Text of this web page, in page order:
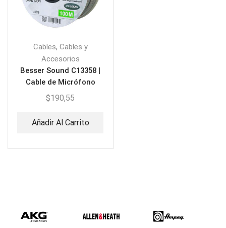
Cables, Cables y
Accesorios
Besser Sound C13358 |
Cable de Micrófono
100M
$190,55
Añadir Al Carrito